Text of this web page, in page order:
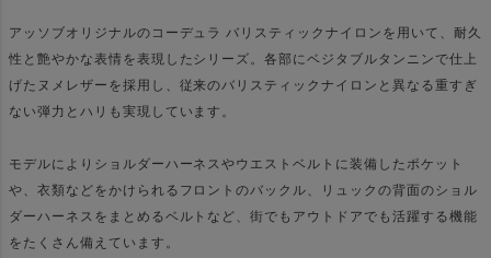
アッソブオリジナルのコーデュラ バリスティックナイロンを用いて、耐久
性と艶やかな表情を表現したシリーズ。各部にベジタブルタンニンで仕上
げたヌメレザーを採用し、従来のバリスティックナイロンと異なる重すぎ
ない弾力とハリも実現しています。
モデルによりショルダーハーネスやウエストベルトに装備したポケット
や、衣類などをかけられるフロントのバックル、リュックの背面のショル
ダーハーネスをまとめるベルトなど、街でもアウトドアでも活躍する機能
をたくさん備えています。